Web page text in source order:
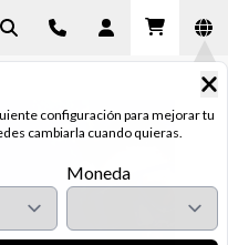
configuración para mejorar tu
cambiarla cuando quieras.
Moneda